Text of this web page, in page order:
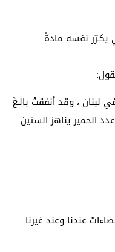
يكـرّر نفسه مادةً
لبنان ، وقد أنفقتْ بالـغَ
الحمير يناهز الستين
عندنا وعند غيرنا